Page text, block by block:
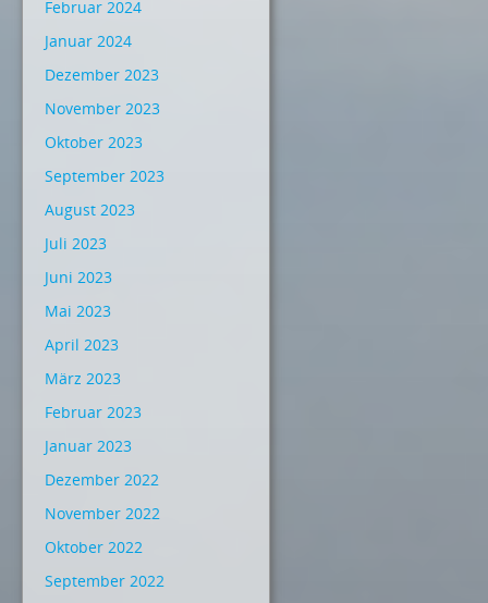
Februar 2024
Januar 2024
Dezember 2023
November 2023
Oktober 2023
September 2023
August 2023
Juli 2023
Juni 2023
Mai 2023
April 2023
März 2023
Februar 2023
Januar 2023
Dezember 2022
November 2022
Oktober 2022
September 2022